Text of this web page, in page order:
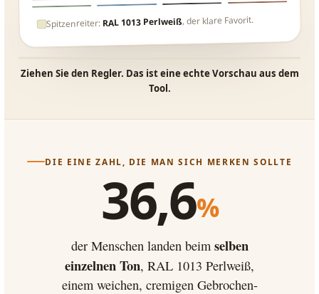
Spitzenreiter: RAL 1013 Perlweiß, der klare Favorit.
VORHER NACHHER
Ziehen Sie den Regler. Das ist eine echte Vorschau aus dem
Tool.
DIE EINE ZAHL, DIE MAN SICH MERKEN SOLLTE
36,6%
der Menschen landen beim selben
einzelnen Ton, RAL 1013 Perlweiß,
einem weichen, cremigen Gebrochen-